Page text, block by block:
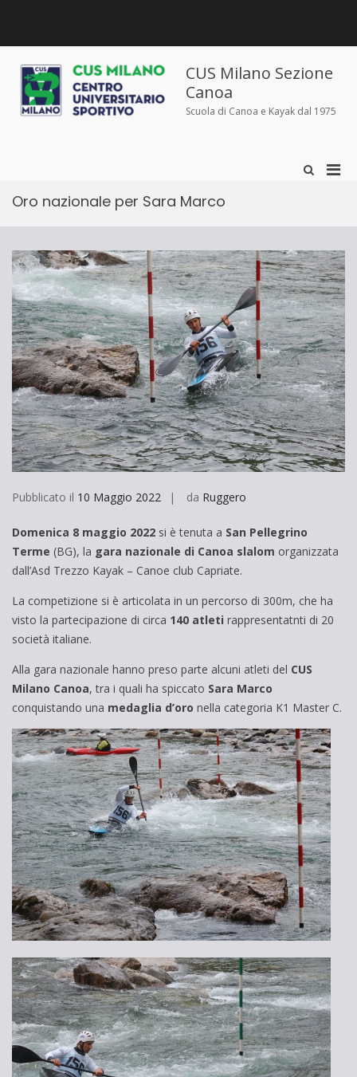
siamo
siamo
e
iscrizioni
sportivo
CUS Milano Sezione
Canoa
Scuola di Canoa e Kayak dal 1975
Mostra
Oro nazionale per Sara Marco
Pubblicato il 10 Maggio 2022 da Ruggero
Domenica 8 maggio 2022 si è tenuta a San Pellegrino
Terme (BG), la gara nazionale di Canoa slalom organizzata
dall’Asd Trezzo Kayak – Canoe club Capriate.
La competizione si è articolata in un percorso di 300m, che ha
visto la partecipazione di circa 140 atleti rappresentatnti di 20
società italiane.
Alla gara nazionale hanno preso parte alcuni atleti del CUS
Milano Canoa, tra i quali ha spiccato Sara Marco
conquistando una medaglia d’oro nella categoria K1 Master C.